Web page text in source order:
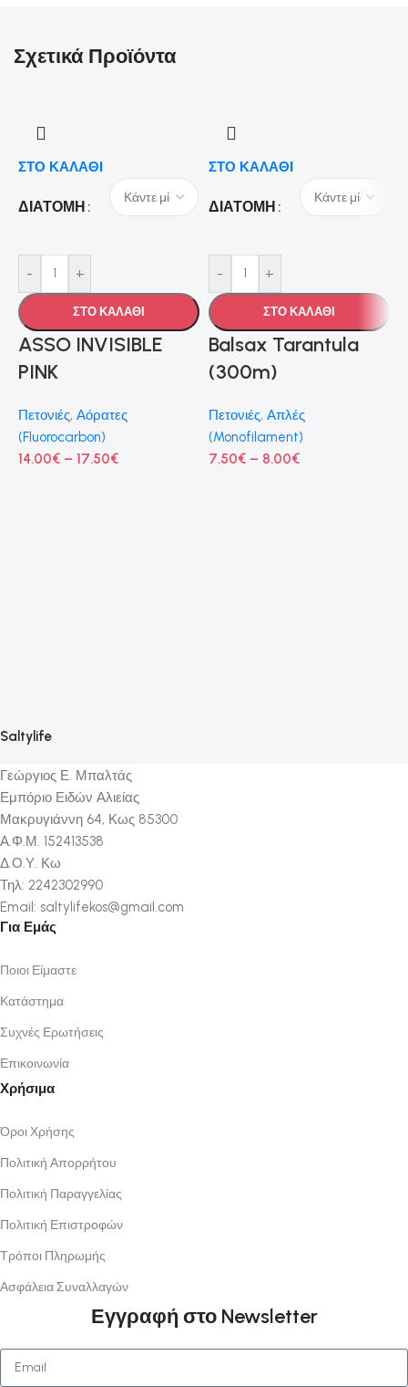
Σχετικά Προϊόντα
ΣΤΟ ΚΑΛΑΘΙ
ΔΙΑΤΟΜΗ
- +
ΣΤΟ ΚΑΛΑΘΙ
ASSO INVISIBLE
PINK
Πετονιές, Αόρατες
(Fluorocarbon)
14.00€ – 17.50€
ΣΤΟ ΚΑΛΑΘΙ
ΔΙΑΤΟΜΗ
- +
ΣΤΟ ΚΑΛΑΘΙ
Balsax Tarantula
(300m)
Πετονιές, Απλές
(Monofilament)
7.50€ – 8.00€
Saltylife
Γεώργιος Ε. Μπαλτάς
Εμπόριο Ειδών Αλιείας
Μακρυγιάννη 64, Κως 85300
Α.Φ.Μ. 152413538
Δ.Ο.Υ. Κω
Τηλ: 2242302990
Email: saltylifekos@gmail.com
Για Εμάς
Ποιοι Είμαστε
Κατάστημα
Συχνές Ερωτήσεις
Επικοινωνία
Χρήσιμα
Όροι Χρήσης
Πολιτική Απορρήτου
Πολιτική Παραγγελίας
Πολιτική Επιστροφών
Τρόποι Πληρωμής
Ασφάλεια Συναλλαγών
Εγγραφή στο Newsletter